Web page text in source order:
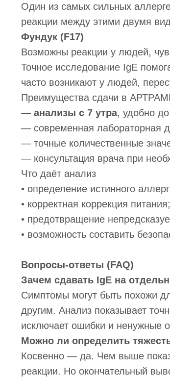
Один из самых сильных
реакции между этими двумя
Фундук (F17)
Возможны реакции у людей,
Точное исследование IgE
часто возникают у людей,
Преимущества сдачи в
— анализы с 7 утра, удобно
— современная лабораторная
— точные количественные
— консультация врача при
Что даёт анализ
• определение истинного
• корректная коррекция питания;
• предотвращение
• возможность составить
Вопросы-ответы (FAQ)
Зачем сдавать IgE на
Симптомы могут быть похожи
другим. Анализ показывает
исключает ошибки и ненужные
Можно ли определить
Косвенно — да. Чем выше
реакции. Но окончательный